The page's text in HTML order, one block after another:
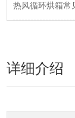
热风循环烘箱常
详细介绍